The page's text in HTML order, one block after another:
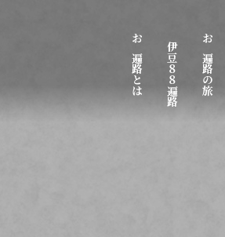
お遍路とは 伊豆８８遍路 お遍路の旅